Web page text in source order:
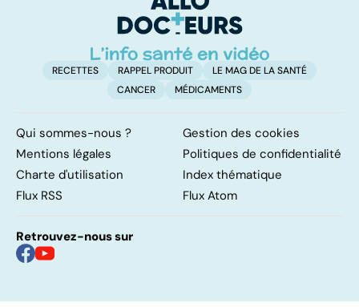
RECETTES RAPPEL PRODUIT
LE MAG DE LA SANTÉ
CANCER
MÉDICAMENTS
Qui sommes-nous ?
Gestion des cookies
Mentions légales
Politiques de confidentialité
Charte d'utilisation
Index thématique
Flux RSS
Flux Atom
Retrouvez-nous sur